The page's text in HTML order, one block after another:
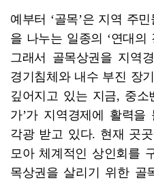
예부터 ‘골목’은 지역 주
을 나누는 일종의 ‘연대의
그래서 골목상권을 지역
경기침체와 내수 부진 장
깊어지고 있는 지금, 중소
가’가 지역경제에 활력을
각광 받고 있다. 현재 곳
모아 체계적인 상인회를
목상권을 살리기 위한 골